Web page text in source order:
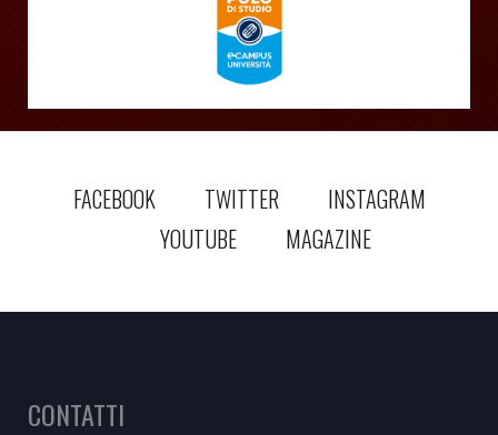
FACEBOOK TWITTER
INSTAGRAM
YOUTUBE
MAGAZINE
CONTATTI